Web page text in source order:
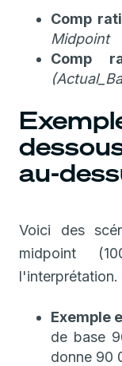
Comp
Midpoint
Comp
au-
Voici des
midpoint
l'interprétation.
Exemple
de base
donne 90